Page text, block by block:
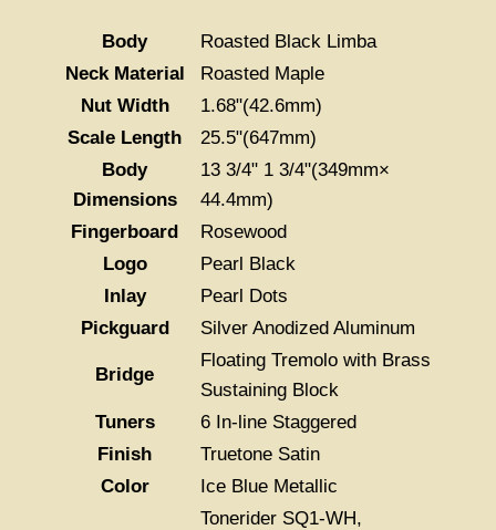
Body
Roasted Black Limba
Neck Material
Roasted Maple
Nut Width
1.68"(42.6mm)
Scale Length
25.5"(647mm)
Body
Dimensions
13 3/4" 1 3/4"(349mm×
44.4mm)
Fingerboard
Rosewood
Logo
Pearl Black
Inlay
Pearl Dots
Pickguard
Silver Anodized Aluminum
Bridge
Floating Tremolo with Brass
Sustaining Block
Tuners
6 In-line Staggered
Finish
Truetone Satin
Color
Ice Blue Metallic
Tonerider SQ1-WH,